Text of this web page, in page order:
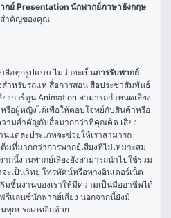
กย์ Presentationนักพากย์ภาษาอังกฤษ
สำคัญของคุณ
สื่อทุกรูปแบบ ไม่ว่าจะเป็นการรับพากย์
ำหรับรถแห่ สื่อการสอน สื่อประชาสัมพันธ์
งการ์ตูน Animation สามารถกำหนดเสียง
หรือผู้หญิงได้เพื่อให้ตอบโจทย์กับสินค้าหรือ
วามสำคัญกับสื่อมากกว่าที่คุณคิด เสียง
แต่ละประเภทจะช่วยให้เราสามารถ
มที่มากกว่าการพากย์เสียงที่ไม่เหมาะสม
กนี้งานพากย์เสียงยังสามารถนำไปใช้ร่วม
ะเป็นวิทยุ โทรทัศน์หรือทางอินเตอร์เน็ต
มชิ้นงานของเราให้มีความเป็นมืออาชีพได้
รีแลนซ์นักพากย์เสียง นอกจากนี้ยังมี
ทุกประเภทอีกด้วย